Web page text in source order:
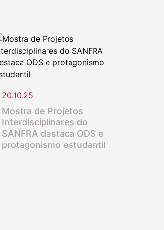
20.10.25
Mostra de Projetos
Interdisciplinares do
SANFRA destaca ODS e
protagonismo estudantil